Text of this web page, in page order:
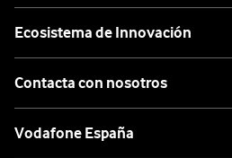
Ecosistema de Innovación
Contacta con nosotros
Vodafone España